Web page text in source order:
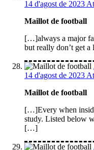
14 d'agost de 2023
Maillot de football
[…]always a major
but really don’t get
14 d'agost de 2023
Maillot de football
[…]Every when
study. Listed below
[…]